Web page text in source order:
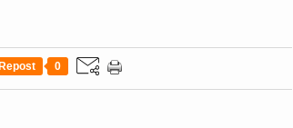
Repost 0